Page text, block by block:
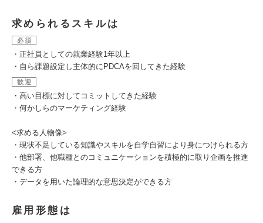
求められるスキルは
必須
・正社員としての就業経験1年以上
・自ら課題設定し主体的にPDCAを回してきた経験
歓迎
・高い目標に対してコミットしてきた経験
・何かしらのマーケティング経験
<求める人物像>
・現状不足している知識やスキルを自学自習により身につけられる方
・他部署、他職種とのコミュニケーションを積極的に取り企画を推進
できる方
・データを用いた論理的な意思決定ができる方
雇用形態は